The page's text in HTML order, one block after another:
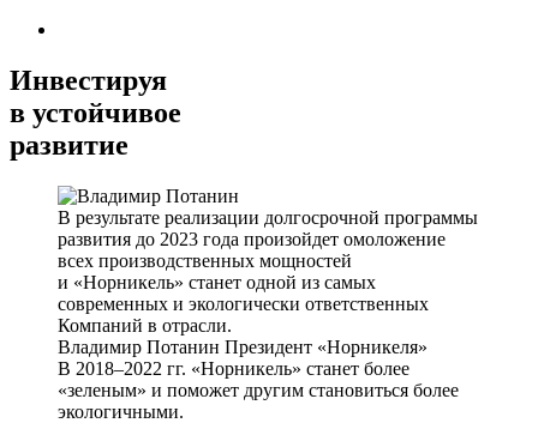
Инвестируя
в устойчивое
развитие
В результате реализации долгосрочной программы
развития до 2023 года произойдет омоложение
всех производственных мощностей
и «Норникель» станет одной из самых
современных и экологически ответственных
Компаний в отрасли.
Владимир Потанин Президент «Норникеля»
В 2018–2022 гг. «Норникель» станет более
«зеленым» и поможет другим становиться более
экологичными.